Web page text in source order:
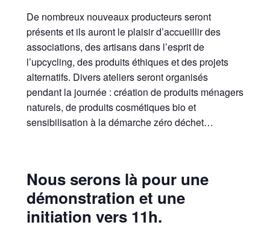
De nombreux nouveaux producteurs seront
présents et ils auront le plaisir d’accueillir des
associations, des artisans dans l’esprit de
l’upcycling, des produits éthiques et des projets
alternatifs. Divers ateliers seront organisés
pendant la journée : création de produits ménagers
naturels, de produits cosmétiques bio et
sensibilisation à la démarche zéro déchet…
Nous serons là pour une
démonstration et une
initiation vers 11h.